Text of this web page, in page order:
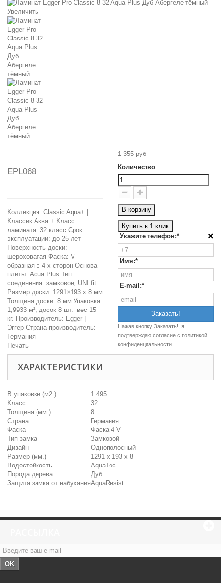
Увеличить
EPL068
Коллекция: Classic Aqua+ |
Классик Аква + Класс
ламината: 32 класс Срок
эксплуатации: до 25 лет
Поверхность доски:
шероховатая Фаска: V-
образная с 4-х сторон Основа
плиты: Aqua Plus Тип
соединения: замковое, UNI fit
Размер доски: 1291×193 х 8 мм
Толщина доски: 8 мм Упаковка:
1,9933 м², досок 8 шт., вес 15
кг. Производитель: Egger |
Эггер Страна-производитель:
Германия
Печать
1 355 руб
Количество
В корзину
Купить в 1 клик
×
Укажите телефон:*
Имя:*
E-mail:*
Нажав кнопку Заказать!, я
подтверждаю согласие c политикой
конфиденциальности
ХАРАКТЕРИСТИКИ
В упаковке (м2.)
1.495
Класс
32
Толщина (мм.)
8
Страна
Германия
Фаска
Фаска 4 V
Тип замка
Замковой
Дизайн
Однополосный
Размер (мм.)
1291 х 193 х 8
Водостойкость
AquaTec
Порода дерева
Дуб
Защита замка от набуханияAquaResist
OK